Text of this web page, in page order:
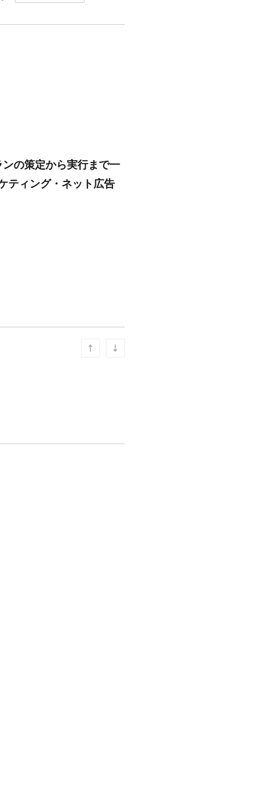
の策定から実行まで一
ティング・ネット広告